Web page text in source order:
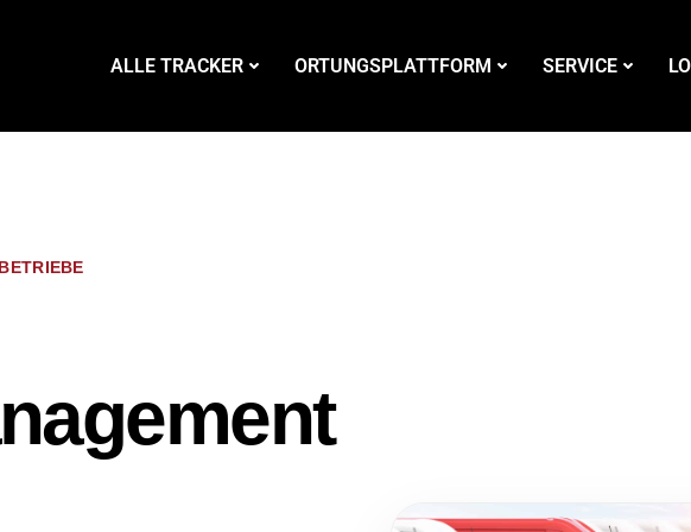
ALLE TRACKER ORTUNGSPLATTFORM SERVICE